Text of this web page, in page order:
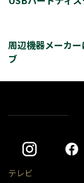
登録台数*1
THD-200V3
USBハードディス
同時接続、通常録画
要です。また背面に
クリックすると別ウ
周辺機器メーカ
ブ
アイ・オー・デ
をクリックすると別ウイ
ダプターを使用して電源供
テレビ